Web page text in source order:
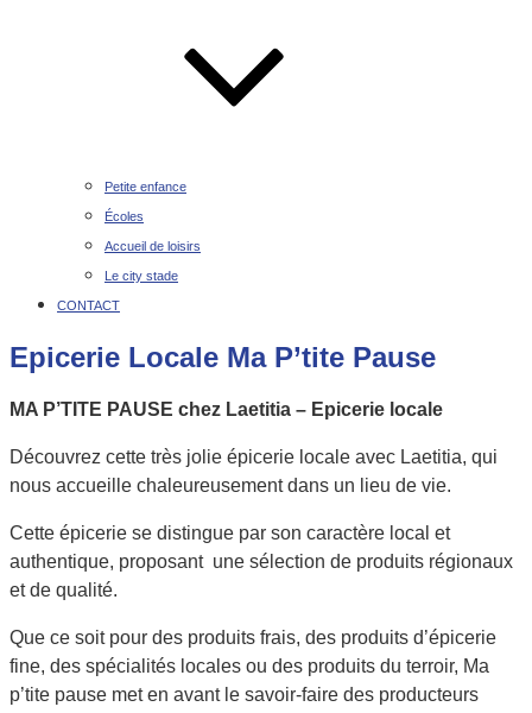
Petite enfance
Écoles
Accueil de loisirs
Le city stade
CONTACT
Epicerie Locale Ma P’tite Pause
MA P’TITE PAUSE chez Laetitia – Epicerie locale
Découvrez cette très jolie épicerie locale avec Laetitia, qui
nous accueille chaleureusement dans un lieu de vie.
Cette épicerie se distingue par son caractère local et
authentique, proposant une sélection de produits régionaux
et de qualité.
Que ce soit pour des produits frais, des produits d’épicerie
fine, des spécialités locales ou des produits du terroir, Ma
p’tite pause met en avant le savoir-faire des producteurs